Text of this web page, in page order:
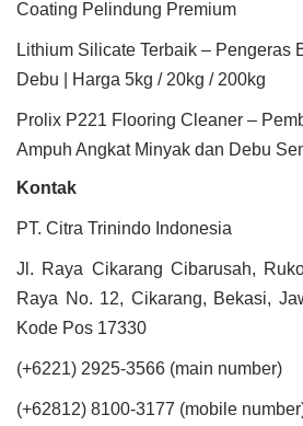
Coating Pelindung Premium
Lithium Silicate Terbaik – Pengeras
Debu | Harga 5kg / 20kg / 200kg
Prolix P221 Flooring Cleaner –
Ampuh Angkat Minyak dan Debu
Kontak
PT. Citra Trinindo Indonesia
Jl. Raya Cikarang Cibarusah,
Raya No. 12, Cikarang, Bekasi,
Kode Pos 17330
(+6221) 2925-3566 (main number)
(+62812) 8100-3177 (mobile